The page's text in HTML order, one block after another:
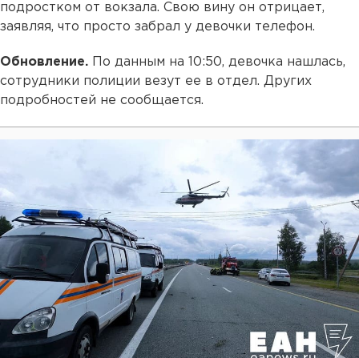
подростком от вокзала. Свою вину он отрицает,
заявляя, что просто забрал у девочки телефон.
Обновление. По данным на 10:50, девочка нашлась,
сотрудники полиции везут ее в отдел. Других
подробностей не сообщается.